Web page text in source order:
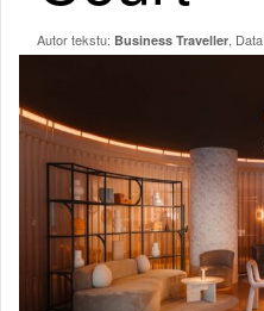
Autor tekstu: Business Traveller ,